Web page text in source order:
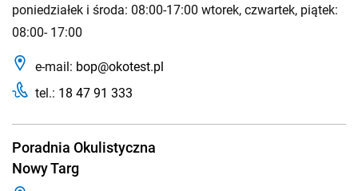
poniedziałek i środa: 08:00-17:00 wtorek, czwartek, piątek:
08:00- 17:00
e-mail: bop@okotest.pl
tel.: 18 47 91 333
Poradnia Okulistyczna
Nowy Targ